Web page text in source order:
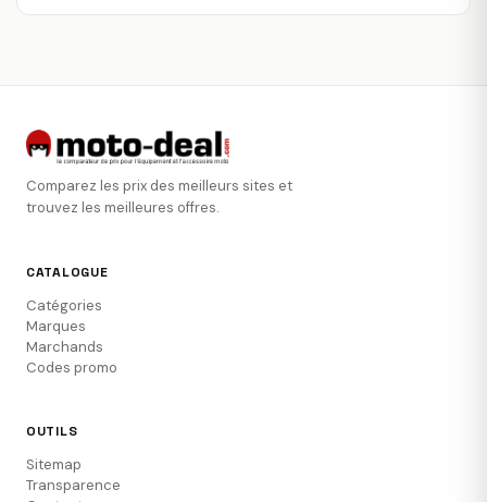
Comparez les prix des meilleurs sites et
trouvez les meilleures offres.
CATALOGUE
Catégories
Marques
Marchands
Codes promo
OUTILS
Sitemap
Transparence